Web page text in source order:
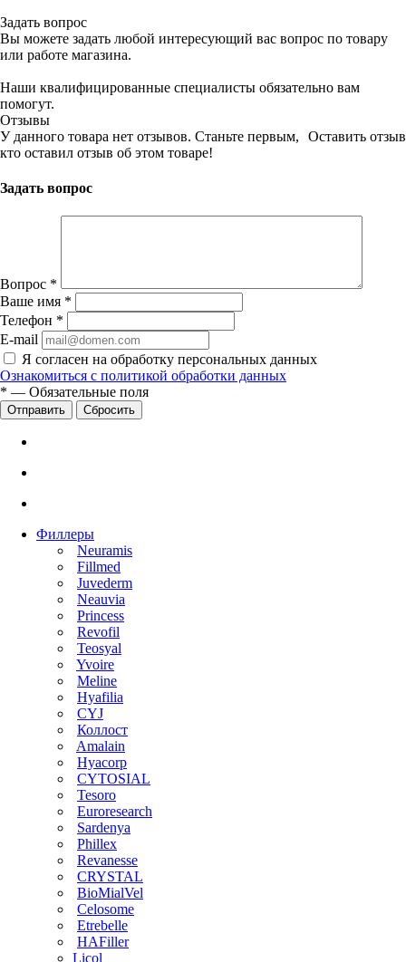
Задать вопрос
Вы можете задать любой интересующий вас вопрос по товару
или работе магазина.
Наши квалифицированные специалисты обязательно вам
помогут.
Отзывы
Оставить отзыв
У данного товара нет отзывов. Станьте первым,
кто оставил отзыв об этом товаре!
Задать вопрос
Вопрос *
Ваше имя *
Телефон *
E-mail
Я согласен на обработку персональных данных
Ознакомиться с политикой обработки данных
* — Обязательные поля
Сбросить
Филлеры
Neuramis
Fillmed
Juvederm
Neauvia
Princess
Revofil
Teosyal
Yvoire
Meline
Hyafilia
CYJ
Коллост
Amalain
Hyacorp
CYTOSIAL
Tesoro
Euroresearch
Sardenya
Phillex
Revanesse
CRYSTAL
BioMialVel
Celosome
Etrebelle
HAFiller
Licol